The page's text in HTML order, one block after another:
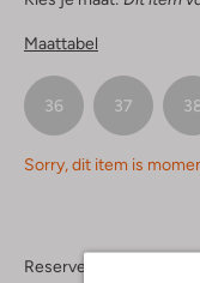
Maattabel
36 37
Sorry, dit item is
Reserveer direct in